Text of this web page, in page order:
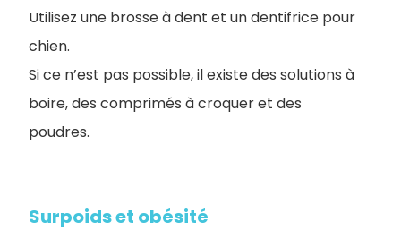
Utilisez une brosse à dent et un dentifrice pour
chien.
Si ce n’est pas possible, il existe des solutions à
boire, des comprimés à croquer et des
poudres.
Surpoids et obésité